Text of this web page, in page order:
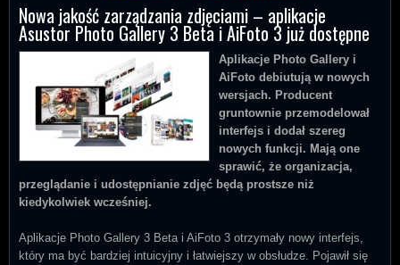
Nowa jakość zarządzania zdjęciami – aplikacje
Asustor Photo Gallery 3 Beta i AiFoto 3 już dostępne
Aplikacje Photo Gallery i
AiFoto debiutują w nowych
wersjach. Producent
gruntownie przemodelował
interfejs i dodał szereg
nowych funkcji. Mają one
sprawić, że organizacja,
przeglądanie i udostępnianie zdjęć będą prostsze niż
kiedykolwiek wcześniej.
Aplikacje Photo Gallery 3 Beta i AiFoto 3 otrzymały nowy interfejs,
który ma być bardziej intuicyjny i łatwiejszy w obsłudze. Pojawił się